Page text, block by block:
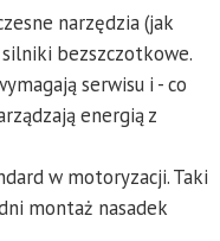
narzędzia (jak
bezszczotkowe.
serwisu i - co
energią z
w motoryzacji. Taki
montaż nasadek